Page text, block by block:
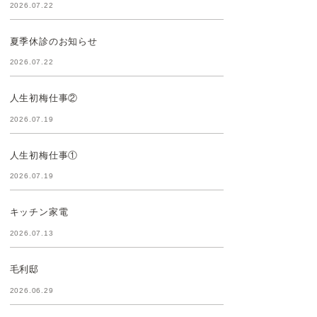
2026.07.22
夏季休診のお知らせ
2026.07.22
人生初梅仕事②
2026.07.19
人生初梅仕事①
2026.07.19
キッチン家電
2026.07.13
毛利邸
2026.06.29